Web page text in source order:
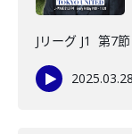
Jリーグ J1 第7
2025.03.28